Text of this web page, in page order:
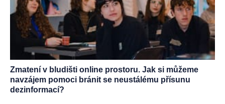
Zmatení v bludišti online prostoru. Jak si můžeme
navzájem pomoci bránit se neustálému přísunu
dezinformací?